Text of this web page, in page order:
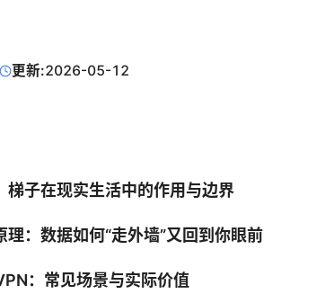
更新:2026-05-12
梯子在现实生活中的作用与边界
理：数据如何“走外墙”又回到你眼前
：常见场景与实际价值